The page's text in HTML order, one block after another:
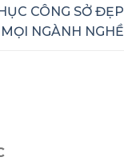
CÔNG SỞ ĐẸP
NGÀNH NGHỀ